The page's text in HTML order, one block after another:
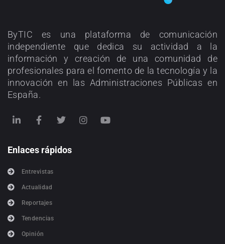
ByTIC es una plataforma de comunicación
independiente que dedica su actividad a la
información y creación de una comunidad de
profesionales para el fomento de la tecnología y la
innovación en las Administraciones Públicas en
España.
Enlaces rápidos
Entrevistas
Actualidad
Reportajes
Tendencias
Opinión